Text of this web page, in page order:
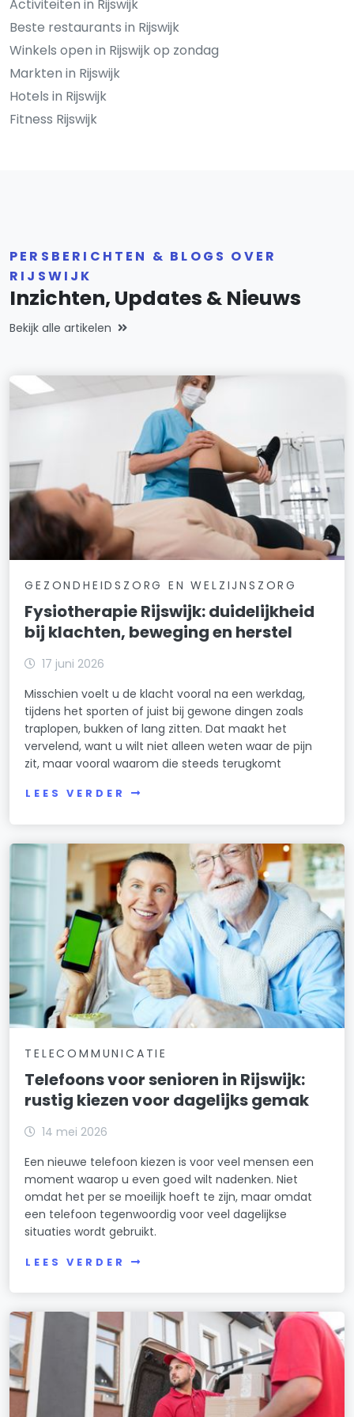
Activiteiten in Rijswijk
Beste restaurants in Rijswijk
Winkels open in Rijswijk op zondag
Markten in Rijswijk
Hotels in Rijswijk
Fitness Rijswijk
PERSBERICHTEN & BLOGS OVER
RIJSWIJK
Inzichten, Updates & Nieuws
Bekijk alle artikelen
GEZONDHEIDSZORG EN WELZIJNSZORG
Fysiotherapie Rijswijk: duidelijkheid
bij klachten, beweging en herstel
17 juni 2026
Misschien voelt u de klacht vooral na een werkdag,
tijdens het sporten of juist bij gewone dingen zoals
traplopen, bukken of lang zitten. Dat maakt het
vervelend, want u wilt niet alleen weten waar de pijn
zit, maar vooral waarom die steeds terugkomt
LEES VERDER
TELECOMMUNICATIE
Telefoons voor senioren in Rijswijk:
rustig kiezen voor dagelijks gemak
14 mei 2026
Een nieuwe telefoon kiezen is voor veel mensen een
moment waarop u even goed wilt nadenken. Niet
omdat het per se moeilijk hoeft te zijn, maar omdat
een telefoon tegenwoordig voor veel dagelijkse
situaties wordt gebruikt.
LEES VERDER